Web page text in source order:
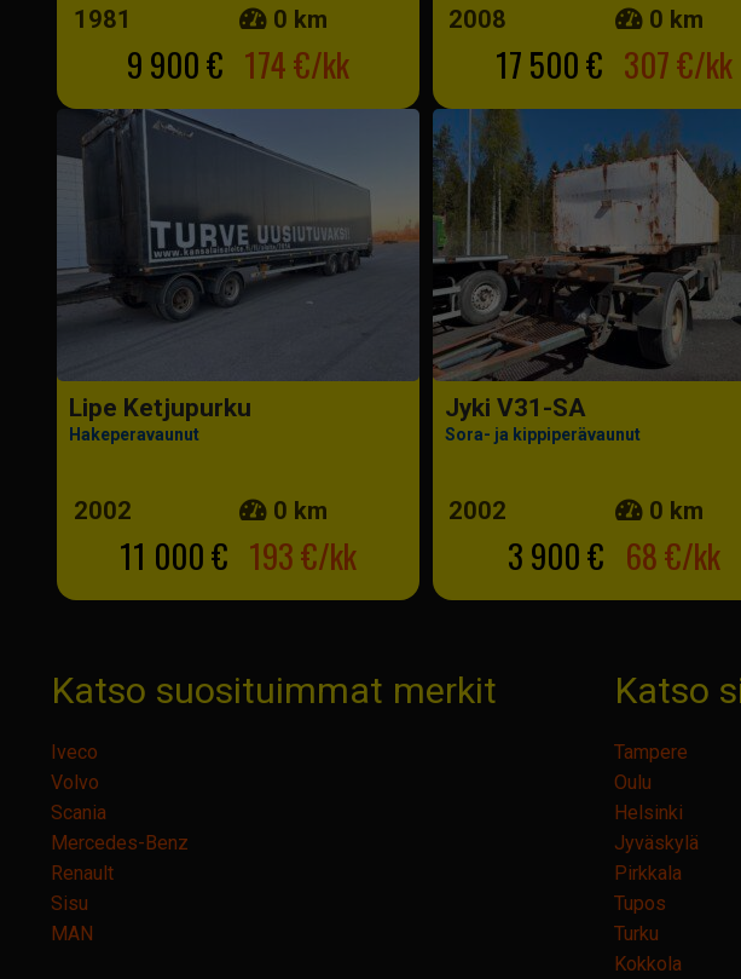
1981 0 km
9 900 € 174 €/kk
2008 0 km
17 500 € 307 €/kk
Lipe Ketjupurku
Hakeperavaunut
2002 0 km
11 000 € 193 €/kk
Jyki V31-SA
Sora- ja kippiperävaunut
2002 0 km
3 900 € 68 €/kk
Katso suosituimmat merkit
Iveco
Volvo
Scania
Mercedes-Benz
Renault
Sisu
MAN
Katso
Tampere
Oulu
Helsinki
Jyväskylä
Pirkkala
Tupos
Turku
Kokkola